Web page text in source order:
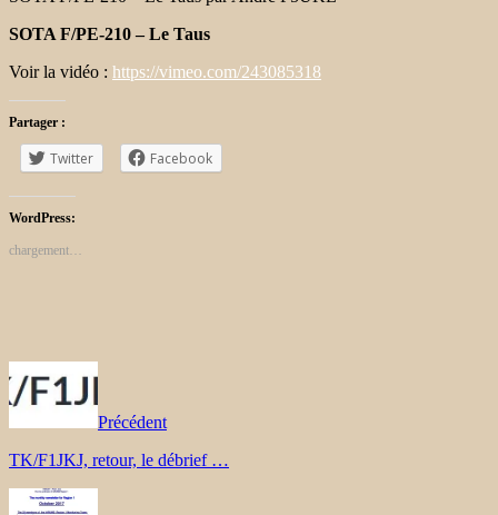
SOTA F/PE-210 – Le Taus
Voir la vidéo : https://vimeo.com/243085318
Partager :
Twitter Facebook
WordPress:
chargement…
Précédent
TK/F1JKJ, retour, le débrief …